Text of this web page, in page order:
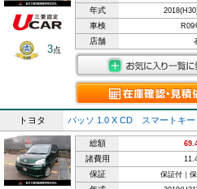
3点
年式
車検 R09
店舗
トヨタ パッソ 1.0 X CD スマートキ
総額
諸費用
保証 保証付｜